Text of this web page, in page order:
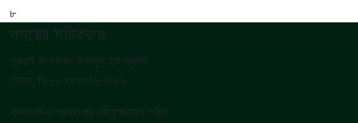
৮
সময়ের সমীকরণঃ
প্রধান সম্পাদকঃ নাজমুল হক স্বপন
ফোনঃ +৮৮০২৪৭৭৭৮৭৫৫৬
সম্পাদক ও প্রকাশকঃ শরীফুজ্জামান শরীফ